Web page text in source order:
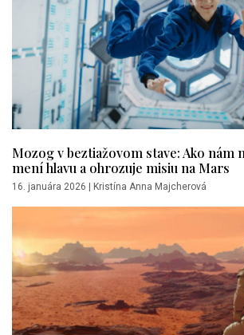
Mozog v beztiažovom stave: Ako nám
mení hlavu a ohrozuje misiu na Mars
16. januára 2026 | Kristína Anna Majcherová